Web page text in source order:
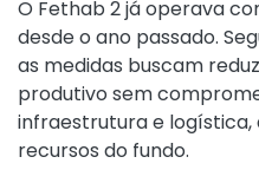
O Fethab 2 já operava
desde o ano passado.
as medidas buscam
produtivo sem
infraestrutura e
recursos do fundo.